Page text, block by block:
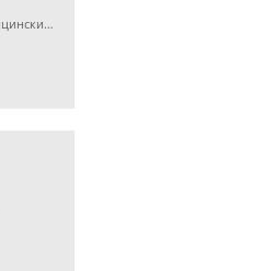
Медицинская лаборатория, Гинекология, Медицинский центр